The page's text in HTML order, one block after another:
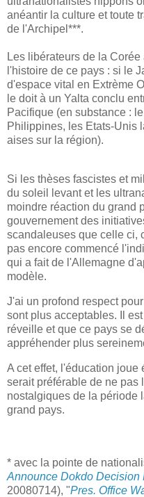
anéantir la culture et toute
de l'Archipel***.
Les libérateurs de la
l'histoire de ce pays : si le
d'espace vital en Extrème
le doit à un Yalta conclu
Pacifique (en substance :
Philippines, les Etats-Unis
aises sur la région).
Si les thèses fascistes et
du soleil levant et les
moindre réaction du grand
gouvernement des
scandaleuses que celle ci,
pas encore commencé
qui a fait de l'Allemagne
modèle.
J'ai un profond respect
sont plus acceptables. Il
réveille et que ce pays se
appréhender plus
A cet effet, l'éducation joue
serait préférable de ne pas
nostalgiques de la période
grand pays.
* avec la pointe de
Announce Dokdo Decision
20080714), "Pres. Office